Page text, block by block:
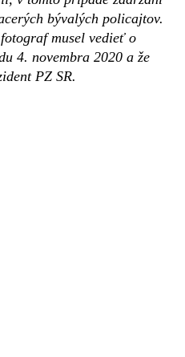
bývalých policajtov.
musel vedieť o
4. novembra 2020 a že
PZ SR.